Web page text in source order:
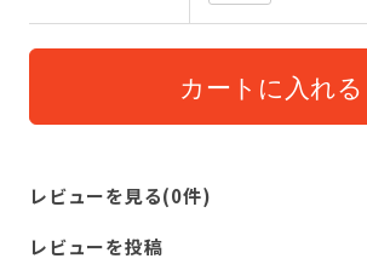
レビューを見る(0件)
レビューを投稿